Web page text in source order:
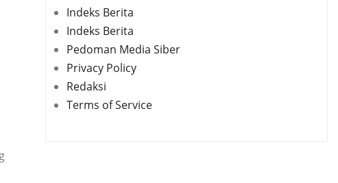
Indeks Berita
Indeks Berita
Pedoman Media Siber
Privacy Policy
Redaksi
Terms of Service